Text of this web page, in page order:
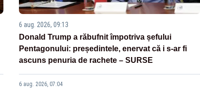
6 aug. 2026, 09:13
Donald Trump a răbufnit împotriva șefului
Pentagonului: președintele, enervat că i s-ar fi
ascuns penuria de rachete – SURSE
6 aug. 2026, 07:04